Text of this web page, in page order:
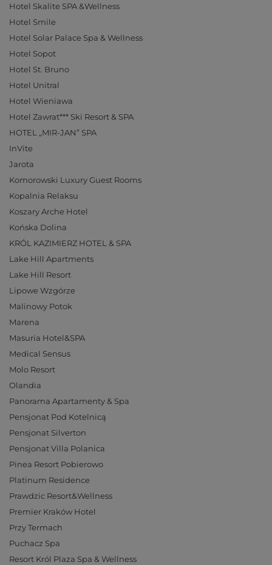
Hotel Skalite SPA &Wellness
Hotel Smile
Hotel Solar Palace Spa & Wellness
Hotel Sopot
Hotel St. Bruno
Hotel Unitral
Hotel Wieniawa
Hotel Zawrat*** Ski Resort & SPA
HOTEL „MIR-JAN” SPA
InVite
Jarota
Komorowski Luxury Guest Rooms
Kopalnia Relaksu
Koszary Arche Hotel
Końska Dolina
KRÓL KAZIMIERZ HOTEL & SPA
Lake Hill Apartments
Lake Hill Resort
Lipowe Wzgórze
Malinowy Potok
Marena
Masuria Hotel&SPA
Medical Sensus
Molo Resort
Olandia
Panorama Apartamenty & Spa
Pensjonat Pod Kotelnicą
Pensjonat Silverton
Pensjonat Villa Polanica
Pinea Resort Pobierowo
Platinum Residence
Prawdzic Resort&Wellness
Premier Kraków Hotel
Przy Termach
Puchacz Spa
Resort Król Plaza Spa & Wellness